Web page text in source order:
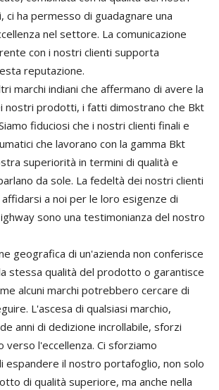
ha permesso di guadagnare una
nel settore. La comunicazione
con i nostri clienti supporta
reputazione.
marchi indiani che affermano di avere la
nostri prodotti, i fatti dimostrano che Bkt
fiduciosi che i nostri clienti finali e
che lavorano con la gamma Bkt
superiorità in termini di qualità e
da sole. La fedeltà dei nostri clienti
a noi per le loro esigenze di
sono una testimonianza del nostro
geografica di un'azienda non conferisce
stessa qualità del prodotto o garantisce
alcuni marchi potrebbero cercare di
L'ascesa di qualsiasi marchio,
anni di dedizione incrollabile, sforzi
verso l'eccellenza. Ci sforziamo
espandere il nostro portafoglio, non solo
di qualità superiore, ma anche nella